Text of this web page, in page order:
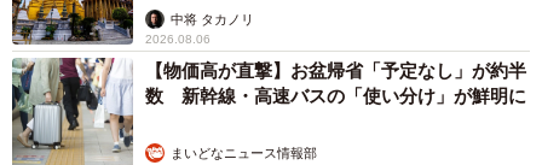
中将 タカノリ
2026.08.06
【物価高が直撃】お盆帰省「予定なし」が約半
数 新幹線・高速バスの「使い分け」が鮮明に
まいどなニュース情報部